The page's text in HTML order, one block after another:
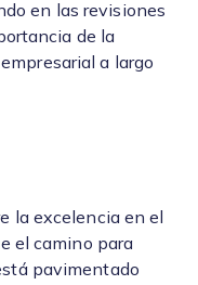
en las revisiones
de la
a largo
la excelencia en el
el camino para
pavimentado